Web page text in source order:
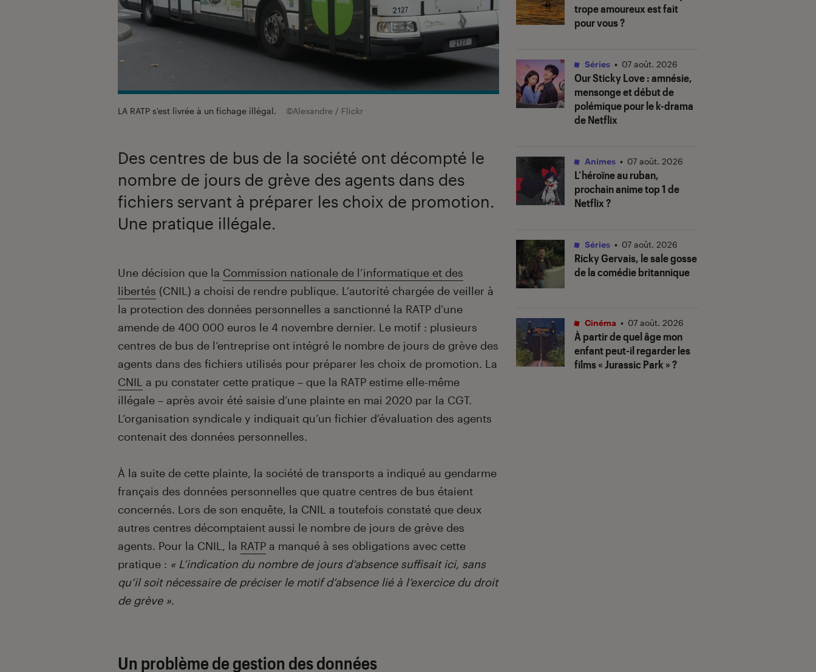
LA RATP s'est livrée à un fichage illégal. ©Alexandre / Flickr
Des centres de bus de la société ont décompté le
nombre de jours de grève des agents dans des
fichiers servant à préparer les choix de promotion.
Une pratique illégale.
Introduction
Une décision que la Commission nationale de l’informatique et des
libertés (CNIL) a choisi de rendre publique. L’autorité chargée de veiller à
la protection des données personnelles a sanctionné la RATP d’une
amende de 400 000 euros le 4 novembre dernier. Le motif : plusieurs
centres de bus de l’entreprise ont intégré le nombre de jours de grève des
agents dans des fichiers utilisés pour préparer les choix de promotion. La
CNIL a pu constater cette pratique – que la RATP estime elle-même
illégale – après avoir été saisie d’une plainte en mai 2020 par la CGT.
L’organisation syndicale y indiquait qu’un fichier d’évaluation des agents
contenait des données personnelles.
À la suite de cette plainte, la société de transports a indiqué au gendarme
français des données personnelles que quatre centres de bus étaient
concernés. Lors de son enquête, la CNIL a toutefois constaté que deux
autres centres décomptaient aussi le nombre de jours de grève des
agents. Pour la CNIL, la RATP a manqué à ses obligations avec cette
pratique : « L’indication du nombre de jours d’absence suffisait ici, sans
qu’il soit nécessaire de préciser le motif d’absence lié à l’exercice du droit
de grève ».
Un problème de gestion des données
trope amoureux est fait
pour vous ?
Our Sticky Love: amnésie,
mensonge et début de
polémique pour le k-drama
de Netflix
Séries • 07 août. 2026
L’héroïne au ruban,
prochain anime top 1 de
Netflix ?
Animes • 07 août. 2026
Ricky Gervais, le sale gosse
de la comédie britannique
Séries • 07 août. 2026
À partir de quel âge mon
enfant peut-il regarder les
films « Jurassic Park » ?
Cinéma • 07 août. 2026